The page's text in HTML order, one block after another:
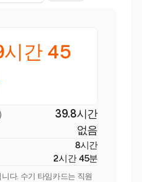
간 45
39.8시간
없음
8시간
2시간 45분
다. 수기 타임카드는 직원